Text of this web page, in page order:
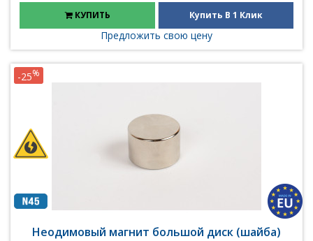
КУПИТЬ Купить В 1 Клик
Предложить свою цену
Неодимовый магнит большой диск (шайба)
-25%